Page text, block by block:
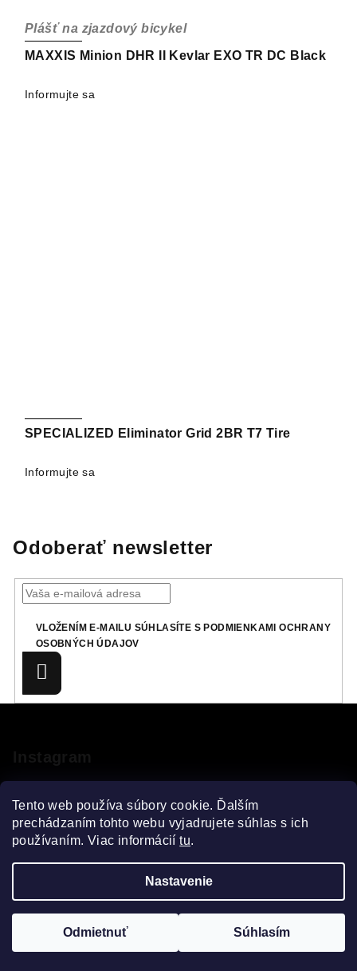
Tento web používa súbory cookie. Ďalším
prechádzaním tohto webu vyjadrujete súhlas s ich
používaním. Viac informáciítu.
Nastavenie
Odmietnuť Súhlasím
MAXXIS Minion DHR II Kevlar EXO TR DC Black
Plášť na zjazdový bicykel
Informujte sa
SPECIALIZED Eliminator Grid 2BR T7 Tire
Informujte sa
Odoberať newsletter
VLOŽENÍM E-MAILU SÚHLASÍTE SPODMIENKAMI OCHRANY
OSOBNÝCH ÚDAJOV
ä
Sledovať na Instagrame
Upraviť nastavenie cookies
Vytvoril Shoptet